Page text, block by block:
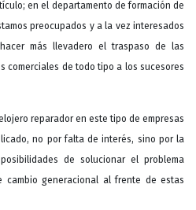
en el departamento de formación de
preocupados y a la vez interesados
más llevadero el traspaso de las
comerciales de todo tipo a los sucesores
reparador en este tipo de empresas
no por falta de interés, sino por la
de solucionar el problema
generacional al frente de estas